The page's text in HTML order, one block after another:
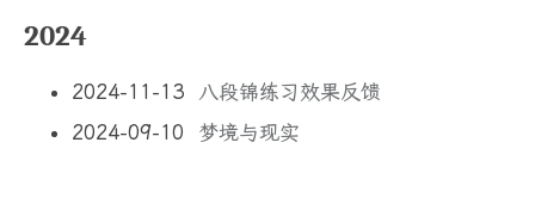
2024
2024-11-13
八段锦练习效果反馈
2024-09-10
梦境与现实